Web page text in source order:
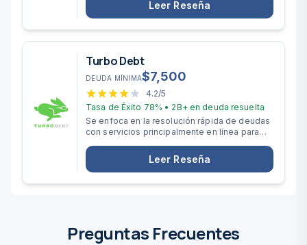
Leer Reseña
Turbo Debt
DEUDA MÍNIMA$7,500
4.2/5
Tasa de Éxito 78% • 2B+ en deuda resuelta
Se enfoca en la resolución rápida de deudas
con servicios principalmente en línea para
no garantizadas.Leer Reseña
Preguntas Frecuentes